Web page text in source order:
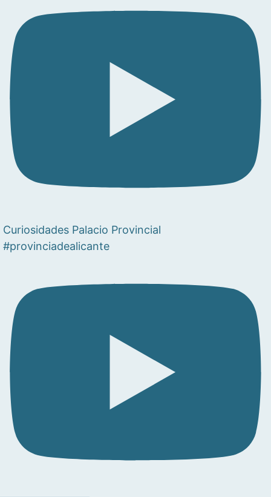
Curiosidades Palacio Provincial
#provinciadealicante